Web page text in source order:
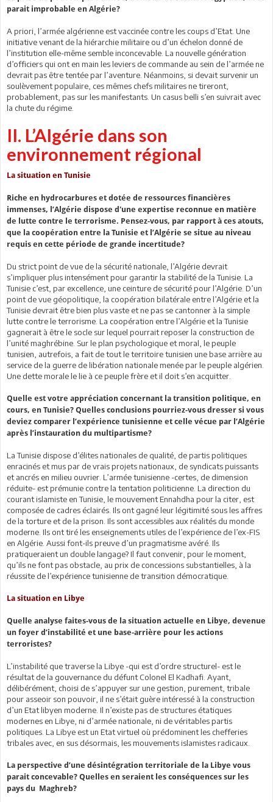
parait improbable en Algérie?
A priori, l’armée algérienne est vaccinée contre les coups d’Etat. Une
initiative venant de la hiérarchie militaire ou d’un échelon donné de
l’institution elle-même semble inconcevable. La nouvelle génération
d’officiers qui ont en main les leviers de commande au sein de l’armée ne
devrait pas être tentée par l’aventure. Néanmoins, si devait survenir un
soulèvement populaire, ces mêmes chefs militaires ne tireront,
probablement, pas sur les manifestants. Un casus belli s’en suivrait avec
la chute du régime.
II. L’Algérie dans son
environnement régional
La situation en Tunisie
Riche en hydrocarbures et dotée de ressources financières
immenses, l’Algérie dispose d'une expertise reconnue en matière
de lutte contre le terrorisme. Pensez-vous, par rapport à ces atouts,
que la coopération entre la Tunisie et l’Algérie se situe au niveau
requis en cette période de grande incertitude?
Du strict point de vue de la sécurité nationale, l’Algérie devrait
s’impliquer plus intensément pour garantir la stabilité de la Tunisie. La
Tunisie c’est, par excellence, une ceinture de sécurité pour l’Algérie. D’un
point de vue géopolitique, la coopération bilatérale entre l’Algérie et la
Tunisie devrait être bien plus vaste et ne pas se cantonner à la simple
lutte contre le terrorisme. La coopération entre l’Algérie et la Tunisie
gagnerait à être le socle sur lequel pourrait reposer la construction de
l’unité maghrébine. Sur le plan psychologique et moral, le peuple
tunisien, autrefois, a fait de tout le territoire tunisien une base arrière au
service de la guerre de libération nationale menée par le peuple algérien.
Une dette morale le lie à ce peuple frère et il doit s’en acquitter.
Quelle est votre appréciation concernant la transition politique, en
cours, en Tunisie? Quelles conclusions pourriez-vous dresser si vous
deviez comparer l’expérience tunisienne et celle vécue par l’Algérie
après l’instauration du multipartisme?
La Tunisie dispose d’élites nationales de qualité, de partis politiques
enracinés et mus par de vrais projets nationaux, de syndicats puissants
et ancrés en milieu ouvrier. L’armée tunisienne -certes, de dimension
réduite- est prémunie contre la tentation politicienne. La direction du
courant islamiste en Tunisie, le mouvement Ennahdha pour la citer, est
composée de cadres éclairés. Ils ont gagné leur légitimité sous les affres
de la torture et de la prison. Ils sont accessibles aux réalités du monde
moderne. Ils ont tiré les enseignements utiles de l’expérience de l’ex-FIS
en Algérie. Aussi font-ils preuve d’un pragmatisme avéré. Ils
pratiqueraient un double langage? Il faut convenir, pour le moment,
qu’ils ne font pas obstacle, au prix de concessions substantielles, à la
réussite de l’expérience tunisienne de transition démocratique.
La situation en Libye
Quelle analyse faites-vous de la situation actuelle en Libye, devenue
un foyer d’instabilité et une base-arrière pour les actions
terroristes?
L’instabilité que traverse la Libye -qui est d’ordre structurel- est le
résultat de la gouvernance du défunt Colonel El Kadhafi. Ayant,
délibérément, choisi de s’appuyer sur une gestion, purement, tribale
pour asseoir son pouvoir, il ne s’était guère intéressé à la construction
d’un Etat libyen moderne. Il n’existe pas de structures étatiques
modernes en Libye, ni d’armée nationale, ni de véritables partis
politiques. La Libye est un Etat virtuel où prédominent les chefferies
tribales avec, en sus désormais, les mouvements islamistes radicaux.
La perspective d’une désintégration territoriale de la Libye vous
parait concevable? Quelles en seraient les conséquences sur les
pays du Maghreb?